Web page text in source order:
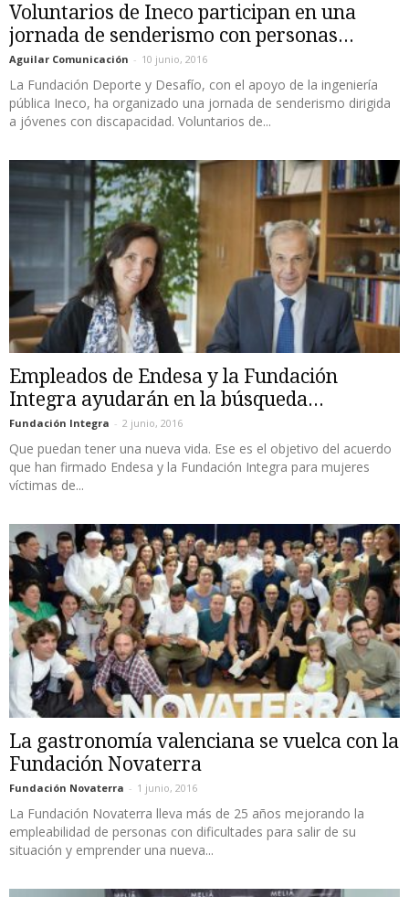
Voluntarios de Ineco participan en una
jornada de senderismo con personas...
Aguilar Comunicación - 10 junio, 2016
La Fundación Deporte y Desafío, con el apoyo de la ingeniería
pública Ineco, ha organizado una jornada de senderismo dirigida
a jóvenes con discapacidad. Voluntarios de...
Empleados de Endesa y la Fundación
Integra ayudarán en la búsqueda...
Fundación Integra - 2 junio, 2016
Que puedan tener una nueva vida. Ese es el objetivo del acuerdo
que han firmado Endesa y la Fundación Integra para mujeres
víctimas de...
La gastronomía valenciana se vuelca con la
Fundación Novaterra
Fundación Novaterra - 1 junio, 2016
La Fundación Novaterra lleva más de 25 años mejorando la
empleabilidad de personas con dificultades para salir de su
situación y emprender una nueva...